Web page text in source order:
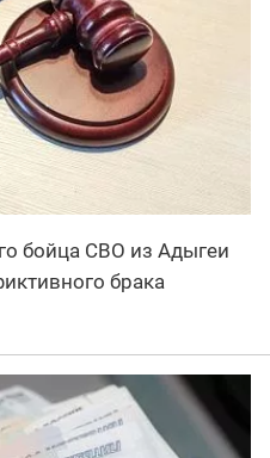
бойца СВО из Адыгеи
брака